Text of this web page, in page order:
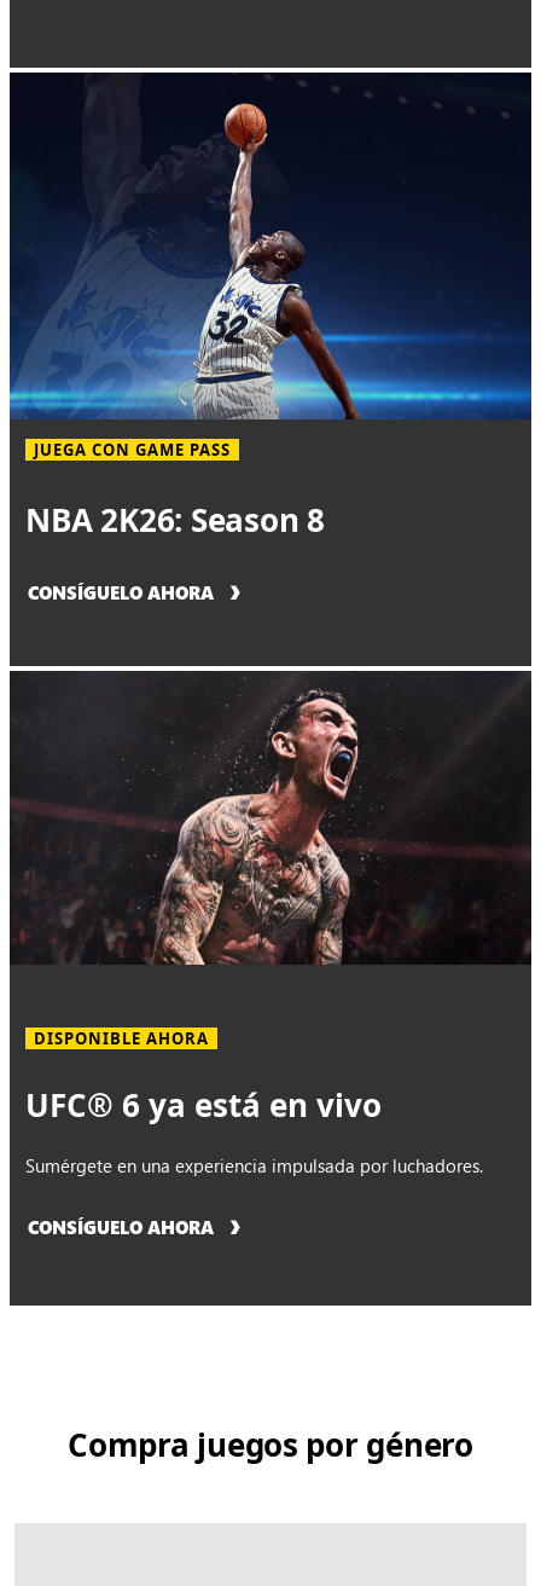
JUEGA CON GAME PASS
NBA 2K26: Season 8
CONSÍGUELO AHORA
DISPONIBLE AHORA
UFC® 6 ya está en vivo
Sumérgete en una experiencia impulsada por luchadores.
CONSÍGUELO AHORA
Compra juegos por género